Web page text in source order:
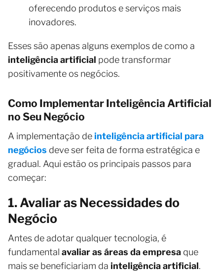
oferecendo produtos e serviços mais
inovadores.
Esses são apenas alguns exemplos de como a
inteligência artificial pode transformar
positivamente os negócios.
Como Implementar Inteligência Artificial
no Seu Negócio
A implementação de inteligência artificial para
negócios deve ser feita de forma estratégica e
gradual. Aqui estão os principais passos para
começar:
1. Avaliar as Necessidades do
Negócio
Antes de adotar qualquer tecnologia, é
fundamental avaliar as áreas da empresa que
mais se beneficiariam da inteligência artificial.